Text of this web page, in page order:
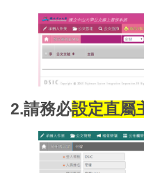
2.請務必設定直屬